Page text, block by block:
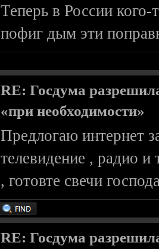
Теперь в России
пофиг дым эти
RE: Госдума
«при необходимости»
Предлогаю интернет
телевидение , радио
, готовте свечи
RE: Госдума